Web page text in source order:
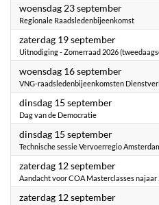
woensdag 23 september2026
Regionale Raadsledenbijeenkomst
zaterdag 19 september2026
Uitnodiging - Zomerraad 2026
woensdag 16 september2026
VNG-raadsledenbijeenkomsten
dinsdag 15 september2026
Dag van de Democratie
dinsdag 15 september2026
Technische sessie Vervoerregio
zaterdag 12 september2026
Aandacht voor COA Masterclasses najaar
zaterdag 12 september2026